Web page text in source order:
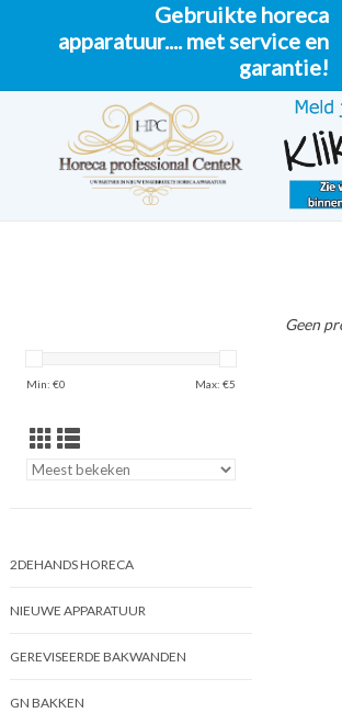
Gebruikte horeca
apparatuur.... met service en
garantie!
Min: €0 Max: €5
2DEHANDS HORECA
NIEUWE APPARATUUR
GEREVISEERDE BAKWANDEN
GN BAKKEN
Geen